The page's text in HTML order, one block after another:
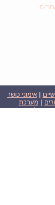
|אימוני כושר
| מערכת
|סרטוני